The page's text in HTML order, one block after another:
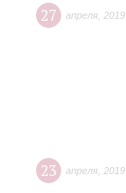
27 апреля 2019
23 апреля 2019